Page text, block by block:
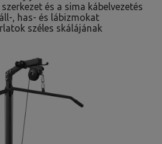
és a sima kábelvezetés
, has- és lábizmokat
széles skálájának